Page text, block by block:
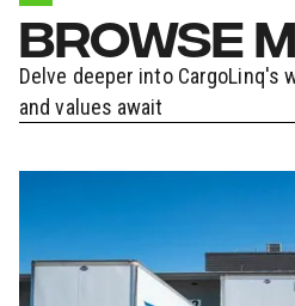
BROWSE
Delve deeper into CargoLinq's
and values await